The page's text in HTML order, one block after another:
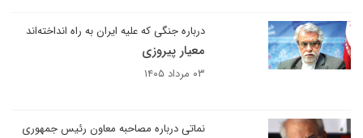
درباره جنگی که علیه ایران به راه انداخته‌اند
معیار پیروزی
۰۳ مرداد ۱۴۰۵
نماتی درباره مصاحبه معاون رئیس جمهوری